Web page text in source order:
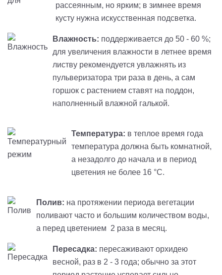
рассеянным, но ярким; в зимнее время
кусту нужна искусственная подсветка.
Влажность: поддерживается до 50 - 60 %;
для увеличения влажности в летнее время
листву рекомендуется увлажнять из
пульверизатора три раза в день, а сам
горшок с растением ставят на поддон,
наполненный влажной галькой.
Температура: в теплое время года
температура должна быть комнатной,
а незадолго до начала и в период
цветения не более 16 °С.
Полив: на протяжении периода вегетации
поливают часто и большим количеством воды,
а перед цветением 2 раза в месяц.
Пересадка: пересаживают орхидею
весной, раз в 2 - 3 года; обычно за этот